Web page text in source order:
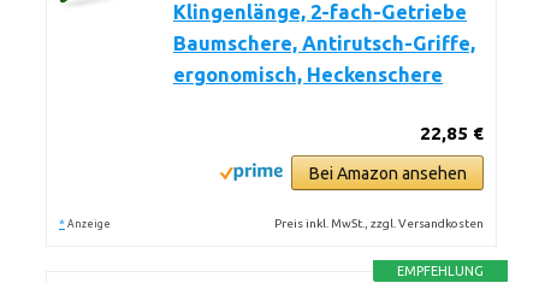
Klingenlänge, 2-fach-Getriebe
Baumschere, Antirutsch-Griffe,
ergonomisch, Heckenschere
22,85 €
Bei Amazon ansehen
* Anzeige Preis inkl. MwSt., zzgl. Versandkosten
EMPFEHLUNG